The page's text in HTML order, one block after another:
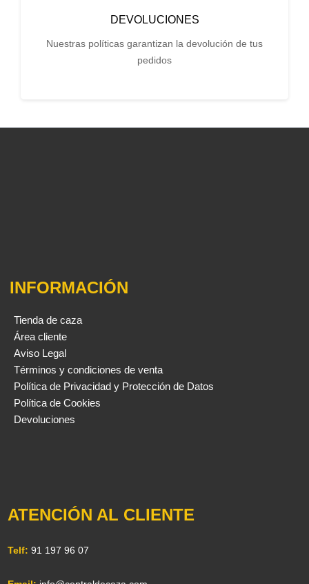
DEVOLUCIONES
Nuestras políticas garantizan la devolución de tus
pedidos
INFORMACIÓN
Tienda de caza
Área cliente
Aviso Legal
Términos y condiciones de venta
Política de Privacidad y Protección de Datos
Política de Cookies
Devoluciones
ATENCIÓN AL CLIENTE
Telf: 91 197 96 07